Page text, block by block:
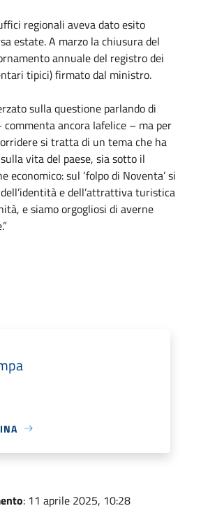
regionali aveva dato esito
estate. A marzo la chiusura del
annuale del registro dei
tipici) firmato dal ministro.
sulla questione parlando di
commenta ancora Iafelice – ma per
si tratta di un tema che ha
vita del paese, sia sotto il
economico: sul ‘folpo di Noventa’ si
e dell’attrattiva turistica
e siamo orgogliosi di averne
: 11 aprile 2025, 10:28